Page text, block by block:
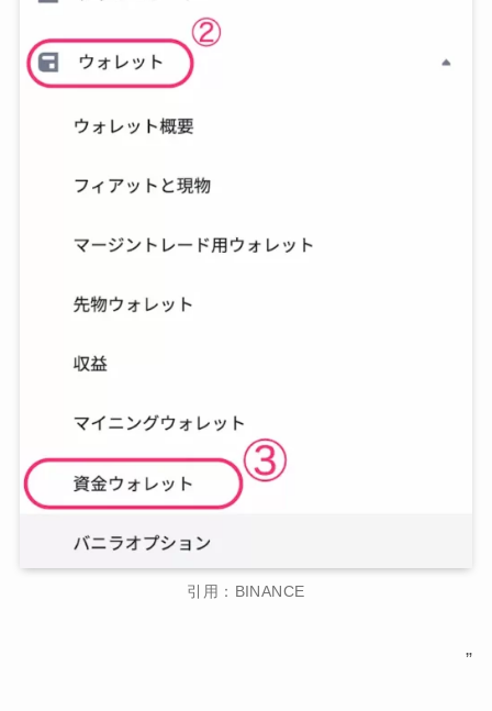
引用：BINANCE
”